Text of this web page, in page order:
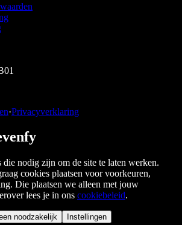
·Privacyverklaring
nodig zijn om de site te laten werken.
cookies plaatsen voor voorkeuren,
Die plaatsen we alleen met jouw
lees je in ons cookiebeleid.
noodzakelijk Instellingen